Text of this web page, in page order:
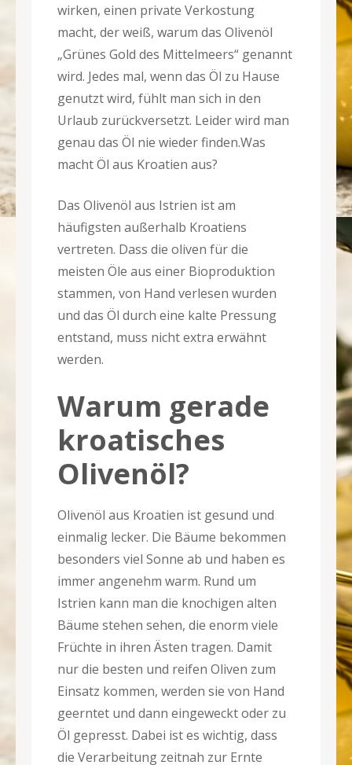
wirken, einen private Verkostung
macht, der weiß, warum das Olivenöl
„Grünes Gold des Mittelmeers“ genannt
wird. Jedes mal, wenn das Öl zu Hause
genutzt wird, fühlt man sich in den
Urlaub zurückversetzt. Leider wird man
genau das Öl nie wieder finden.Was
macht Öl aus Kroatien aus?
Das Olivenöl aus Istrien ist am
häufigsten außerhalb Kroatiens
vertreten. Dass die oliven für die
meisten Öle aus einer Bioproduktion
stammen, von Hand verlesen wurden
und das Öl durch eine kalte Pressung
entstand, muss nicht extra erwähnt
werden.
Warum gerade
kroatisches
Olivenöl?
Olivenöl aus Kroatien ist gesund und
einmalig lecker. Die Bäume bekommen
besonders viel Sonne ab und haben es
immer angenehm warm. Rund um
Istrien kann man die knochigen alten
Bäume stehen sehen, die enorm viele
Früchte in ihren Ästen tragen. Damit
nur die besten und reifen Oliven zum
Einsatz kommen, werden sie von Hand
geerntet und dann eingeweckt oder zu
Öl gepresst. Dabei ist es wichtig, dass
die Verarbeitung zeitnah zur Ernte